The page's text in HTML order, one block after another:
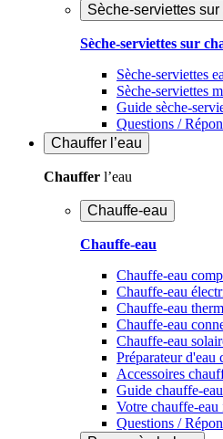
Sèche-serviettes
Sèche-serviettes sur
Sèche-serviettes
Sèche-serviettes
Guide sèche-
Questions /
Chauffer l’eau
Chauffer l’eau
Chauffe-eau
Chauffe-eau
Chauffe-eau
Chauffe-eau
Chauffe-eau
Chauffe-eau
Chauffe-eau
Préparateur d'eau
Accessoires
Guide chauffe-eau
Votre chauffe-eau
Questions /